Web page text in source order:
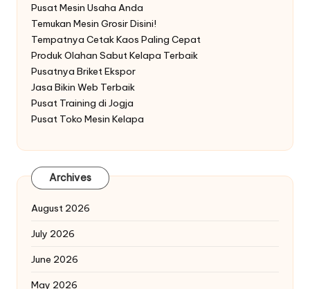
Pusat Mesin Usaha Anda
Temukan Mesin Grosir Disini!
Tempatnya Cetak Kaos Paling Cepat
Produk Olahan Sabut Kelapa Terbaik
Pusatnya Briket Ekspor
Jasa Bikin Web Terbaik
Pusat Training di Jogja
Pusat Toko Mesin Kelapa
Archives
August 2026
July 2026
June 2026
May 2026